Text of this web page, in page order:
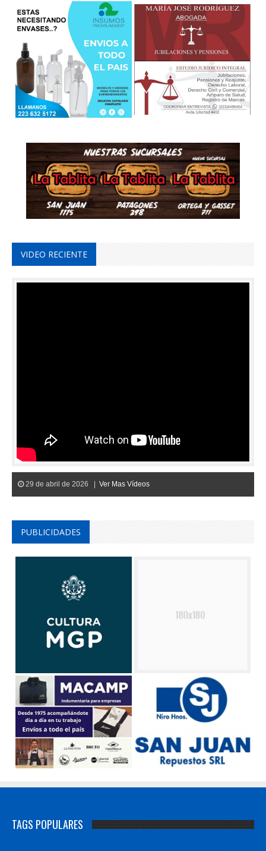
VIDEO RECIENTE
29 de abril de 2026 | Ver Mas Vídeos
PUBLICIDADES
TAGS POPULARES